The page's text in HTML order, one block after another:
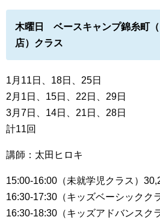
木曜日 ベースキャンプ錦糸町
店）クラス
1月11日、18日、25日
2月1日、15日、22日、29日
3月7日、14日、21日、28日
計11回
講師：太田ヒロキ
15:00-16:00（未就学児クラス）
16:30-17:30（キッズベーシック
16:30-18:30（キッズアドバンス